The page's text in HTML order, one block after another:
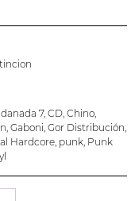
7, CD, Chino,
, Gaboni, Gor Distribución,
Hardcore, punk, Punk